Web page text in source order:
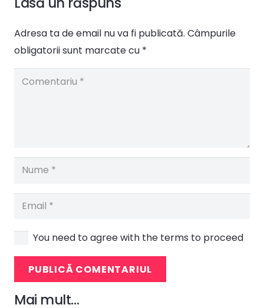
Adresa ta de email nu va fi publicată. Câmpurile
obligatorii sunt marcate cu *
You need to agree with the terms to proceed
PUBLICĂ COMENTARIUL
Mai mult…